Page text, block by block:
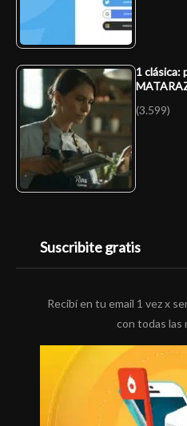
1 clásica:
(3.599)
Suscribite gratis
Recibí en tu email 1 vez x
con todas las